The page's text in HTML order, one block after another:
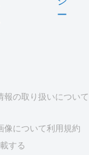
ー
報の取り扱いについて
像について利用規約
する